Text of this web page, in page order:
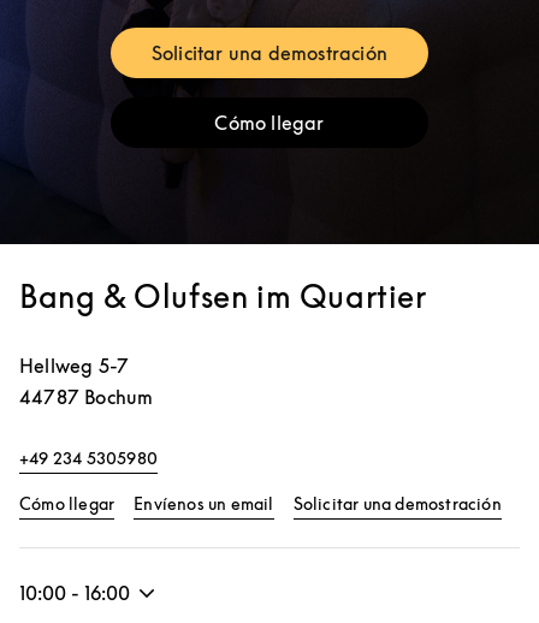
Solicitar una demostración
Link Opens in New Tab
Cómo llegarLink Opens in New Tab
Bang & Olufsen im Quartier
Hellweg 5-7
44787 Bochum
+49 234 5305980
Cómo llegarLink Opens in New Tab
Envíenos un email Solicitar una demostración
10:00 - 16:00